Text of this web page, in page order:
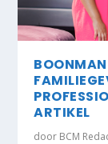
ARTIKEL
door BCM